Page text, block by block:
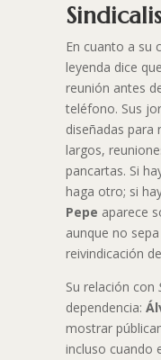
En cuanto a su
leyenda dice
reunión antes
teléfono. Sus
diseñadas para
largos,
pancartas. Si
haga otro; si
Pepe aparece
aunque no
reivindicación
Su relación con
dependencia:
mostrar
incluso cuando